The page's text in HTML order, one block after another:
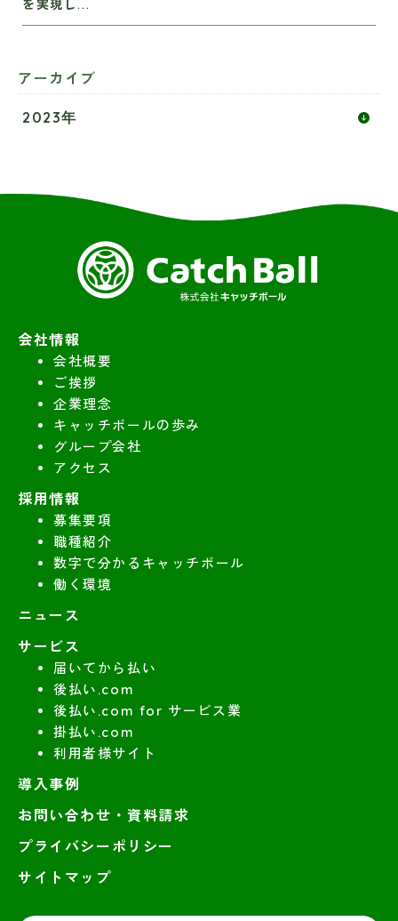
を実現し...
アーカイブ
2023年
会社情報
会社概要
ご挨拶
企業理念
キャッチボールの歩み
グループ会社
アクセス
採用情報
募集要項
職種紹介
数字で分かるキャッチボール
働く環境
ニュース
サービス
届いてから払い
後払い.com
後払い.com for サービス業
掛払い.com
利用者様サイト
導入事例
お問い合わせ・資料請求
プライバシーポリシー
サイトマップ